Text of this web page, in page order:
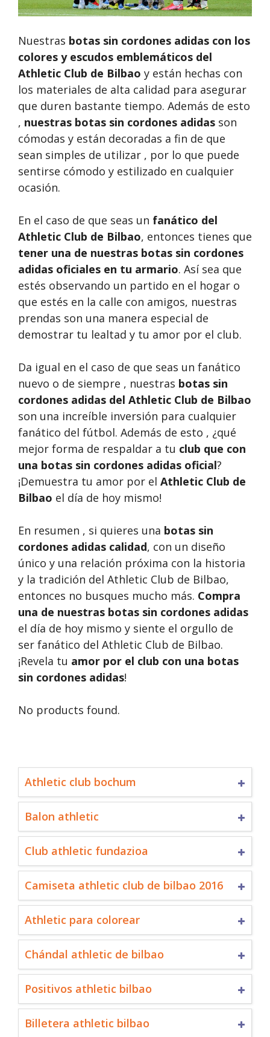
Nuestras botas sin cordones adidas con los
colores y escudos emblemáticos del
Athletic Club de Bilbao y están hechas con
los materiales de alta calidad para asegurar
que duren bastante tiempo. Además de esto
, nuestras botas sin cordones adidas son
cómodas y están decoradas a fin de que
sean simples de utilizar , por lo que puede
sentirse cómodo y estilizado en cualquier
ocasión.
En el caso de que seas un fanático del
Athletic Club de Bilbao, entonces tienes que
tener una de nuestras botas sin cordones
adidas oficiales en tu armario. Así sea que
estés observando un partido en el hogar o
que estés en la calle con amigos, nuestras
prendas son una manera especial de
demostrar tu lealtad y tu amor por el club.
Da igual en el caso de que seas un fanático
nuevo o de siempre , nuestras botas sin
cordones adidas del Athletic Club de Bilbao
son una increíble inversión para cualquier
fanático del fútbol. Además de esto , ¿qué
mejor forma de respaldar a tu club que con
una botas sin cordones adidas oficial?
¡Demuestra tu amor por el Athletic Club de
Bilbao el día de hoy mismo!
En resumen , si quieres una botas sin
cordones adidas calidad, con un diseño
único y una relación próxima con la historia
y la tradición del Athletic Club de Bilbao,
entonces no busques mucho más. Compra
una de nuestras botas sin cordones adidas
el día de hoy mismo y siente el orgullo de
ser fanático del Athletic Club de Bilbao.
¡Revela tu amor por el club con una botas
sin cordones adidas!
No products found.
Athletic club bochum
Balon athletic
Club athletic fundazioa
Camiseta athletic club de bilbao 2016
Athletic para colorear
Chándal athletic de bilbao
Positivos athletic bilbao
Billetera athletic bilbao